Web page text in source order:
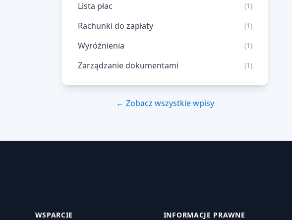
Lista płac (1)
Rachunki do zapłaty (1)
Wyróżnienia (1)
Zarządzanie dokumentami (1)
← Zobacz wszystkie wpisy
WSPARCIE INFORMACJE PRAWNE